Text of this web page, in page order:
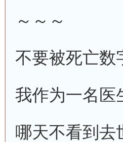
～～～
不要被死亡数
我作为一名医
哪天不看到去